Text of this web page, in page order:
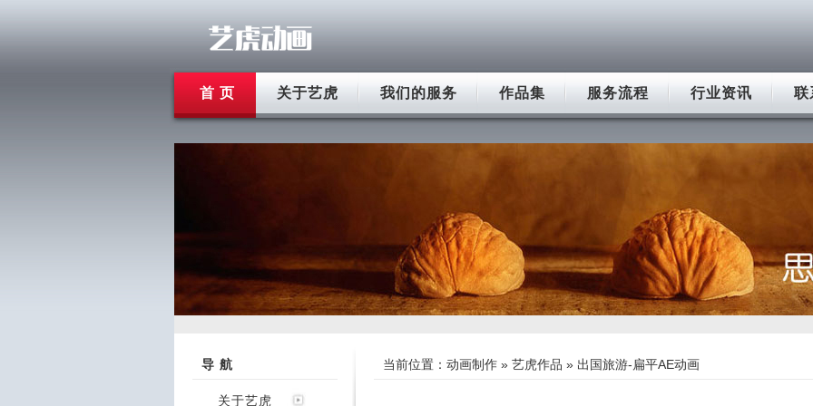
首 页 关于艺虎 我们的服务 作品集 服务流程 行业资讯 联
导 航
关于艺虎
当前位置： 动画制作 » 艺虎作品 » 出国旅游-扁平AE动画